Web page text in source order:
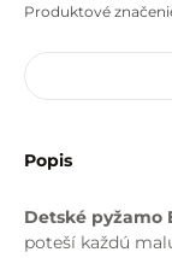
Produktové
Popis
Detské pyžamo
poteší každú